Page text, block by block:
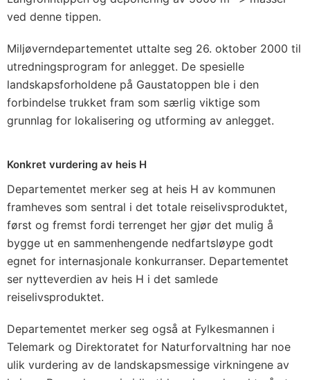
ved denne tippen.
Miljøverndepartementet uttalte seg 26. oktober 2000 til
utredningsprogram for anlegget. De spesielle
landskapsforholdene på Gaustatoppen ble i den
forbindelse trukket fram som særlig viktige som
grunnlag for lokalisering og utforming av anlegget.
Konkret vurdering av heis H
Departementet merker seg at heis H av kommunen
framheves som sentral i det totale reiselivsproduktet,
først og fremst fordi terrenget her gjør det mulig å
bygge ut en sammenhengende nedfartsløype godt
egnet for internasjonale konkurranser. Departementet
ser nytteverdien av heis H i det samlede
reiselivsproduktet.
Departementet merker seg også at Fylkesmannen i
Telemark og Direktoratet for Naturforvaltning har noe
ulik vurdering av de landskapsmessige virkningene av